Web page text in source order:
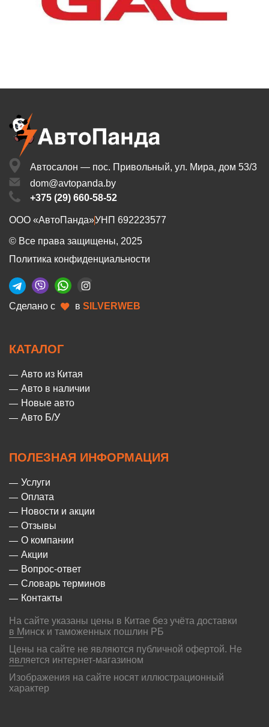
Автосалон — пос. Привольный, ул. Мира, дом 53/3
dom@avtopanda.by
+375 (29) 660-58-52
ООО «АвтоПанда»УНП 692223577
© Все права защищены, 2025
Политика конфиденциальности
Сделано с в SILVERWEB
КАТАЛОГ
Авто из Китая
Авто в наличии
Новые авто
Авто Б/У
ПОЛЕЗНАЯ ИНФОРМАЦИЯ
Услуги
Оплата
Новости и акции
Отзывы
О компании
Акции
Вопрос-ответ
Словарь терминов
Контакты
На сайте указаны цены в Китае без учёта доставки
в Минск и таможенных пошлин РБ
Цены на сайте не являются публичной офертой. Не
является интернет-магазином
Изображения на сайте носят иллюстрационный
характер